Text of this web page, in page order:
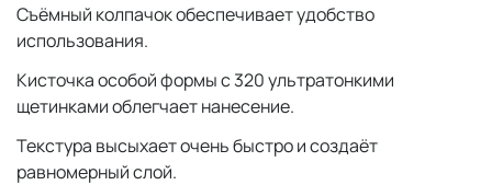
Съёмный колпачок обеспечивает удобство
использования.
Кисточка особой формы с 320 ультратонкими
щетинками облегчает нанесение.
Текстура высыхает очень быстро и создаёт
равномерный слой.